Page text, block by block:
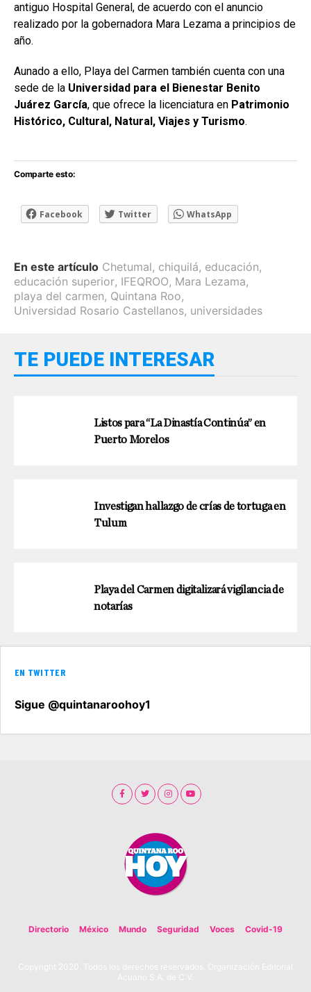
antiguo Hospital General, de acuerdo con el anuncio
realizado por la gobernadora Mara Lezama a principios de
año.
Aunado a ello, Playa del Carmen también cuenta con una
sede de la Universidad para el Bienestar Benito
Juárez García, que ofrece la licenciatura en Patrimonio
Histórico, Cultural, Natural, Viajes y Turismo.
Comparte esto:
Facebook Twitter WhatsApp
En este artículo Chetumal, chiquilá, educación,
educación superior, IFEQROO, Mara Lezama,
playa del carmen, Quintana Roo,
Universidad Rosario Castellanos, universidades
TE PUEDE INTERESAR
Listos para “La Dinastía Continúa” en
Puerto Morelos
Investigan hallazgo de crías de tortuga en
Tulum
Playa del Carmen digitalizará vigilancia de
notarías
EN TWITTER
Sigue @quintanaroohoy1
Directorio México Mundo Seguridad Voces Covid-19